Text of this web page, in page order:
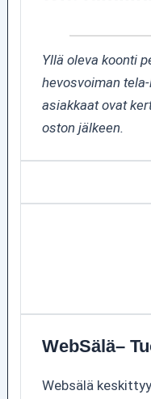
Yllä oleva koonti
hevosvoiman
asiakkaat ovat
oston jälkeen.
WebSälä–
Websälä